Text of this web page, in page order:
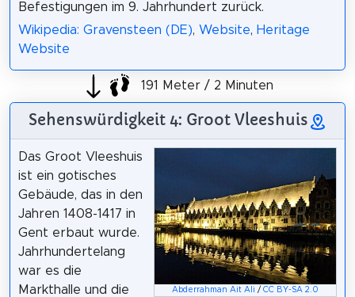
Befestigungen im 9. Jahrhundert zurück.
Wikipedia: Gravensteen (DE), Website, Heritage
Website
191 Meter / 2 Minuten
Sehenswürdigkeit 4: Groot Vleeshuis
Abderrahman Ait Ali /CC BY-SA 2.0
Das Groot Vleeshuis
ist ein gotisches
Gebäude, das in den
Jahren 1408-1417 in
Gent erbaut wurde.
Jahrhundertelang
war es die
Markthalle und die